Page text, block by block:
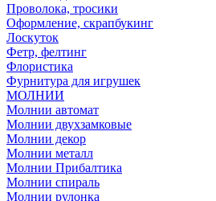
Проволока, тросики
Оформление, скрапбукинг
Лоскуток
Фетр, фелтинг
Флористика
Фурнитура для игрушек
МОЛНИИ
Молнии автомат
Молнии двухзамковые
Молнии декор
Молнии металл
Молнии Прибалтика
Молнии спираль
Молнии рулонка